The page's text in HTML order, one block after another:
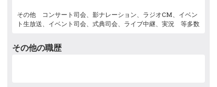
2026.6.11
むさしのFM☆7/1(水)16時から18時59分まで生放
送「Groovin'水曜日」にパーソナリティとして出
その他 コンサート司会、影ナレーション、ラジオCM、イベン
ト生放送、イベント司会、式典司会、ライブ中継、実況 等多数
その他の職歴